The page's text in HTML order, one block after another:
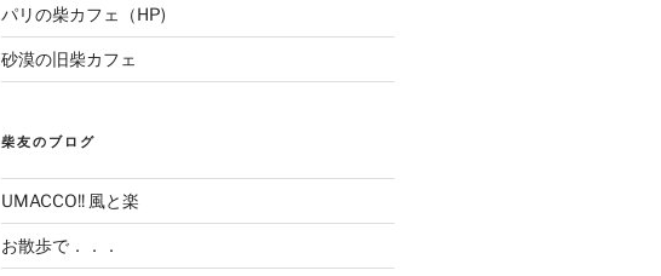
パリの柴カフェ（HP)
砂漠の旧柴カフェ
柴友のブログ
UMACCO!! 風と楽
お散歩で．．．